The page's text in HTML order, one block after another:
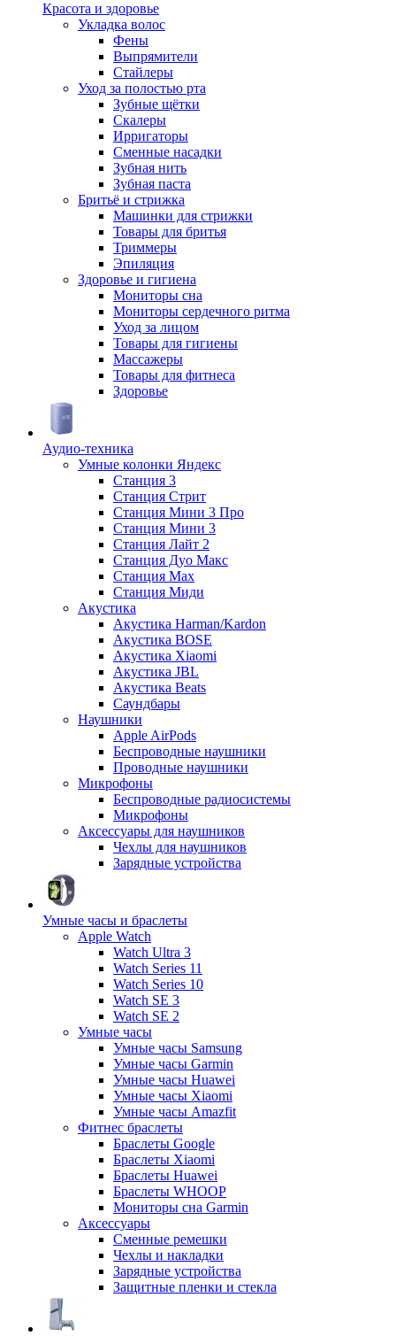
Красота и здоровье
Укладка волос
Фены
Выпрямители
Стайлеры
Уход за полостью рта
Зубные щётки
Скалеры
Ирригаторы
Сменные насадки
Зубная нить
Зубная паста
Бритьё и стрижка
Машинки для стрижки
Товары для бритья
Триммеры
Эпиляция
Здоровье и гигиена
Мониторы сна
Мониторы сердечного ритма
Уход за лицом
Товары для гигиены
Массажеры
Товары для фитнеса
Здоровье
Аудио-техника
Умные колонки Яндекс
Станция 3
Станция Стрит
Станция Мини 3 Про
Станция Мини 3
Станция Лайт 2
Станция Дуо Макс
Станция Max
Станция Миди
Акустика
Акустика Harman/Kardon
Акустика BOSE
Акустика Xiaomi
Акустика JBL
Акустика Beats
Саундбары
Наушники
Apple AirPods
Беспроводные наушники
Проводные наушники
Микрофоны
Беспроводные радиосистемы
Микрофоны
Аксессуары для наушников
Чехлы для наушников
Зарядные устройства
Умные часы и браслеты
Apple Watch
Watch Ultra 3
Watch Series 11
Watch Series 10
Watch SE 3
Watch SE 2
Умные часы
Умные часы Samsung
Умные часы Garmin
Умные часы Huawei
Умные часы Xiaomi
Умные часы Amazfit
Фитнес браслеты
Браслеты Google
Браслеты Xiaomi
Браслеты Huawei
Браслеты WHOOP
Мониторы сна Garmin
Аксессуары
Сменные ремешки
Чехлы и накладки
Зарядные устройства
Защитные пленки и стекла